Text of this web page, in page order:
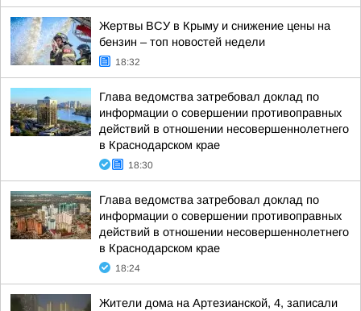
Жертвы ВСУ в Крыму и снижение цены на
бензин – топ новостей недели
18:32
Глава ведомства затребовал доклад по
информации о совершении противоправных
действий в отношении несовершеннолетнего
в Краснодарском крае
18:30
Глава ведомства затребовал доклад по
информации о совершении противоправных
действий в отношении несовершеннолетнего
в Краснодарском крае
18:24
Жители дома на Артезианской, 4, записали